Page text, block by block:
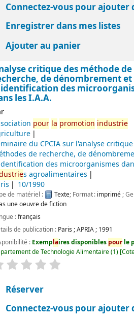
Connectez-vous pour ajouter
Enregistrer dans mes listes
Ajouter au panier
critique des méthode de
de dénombrement et
des
les I.A.A.
pour la promotion industrie
du CPCIA sur l'analyse
de recherche, de
des microorganismes
s agroalimentaires
10/1990
de matériel : Texte; Format : imprimé ;
une oeuvre de fiction
ngue :français
de publication : Paris ;APRIA; 1991
: Exemplaires disponibles pourle
de Technologie Alimentaire(1)
Réserver
Connectez-vous pour ajouter